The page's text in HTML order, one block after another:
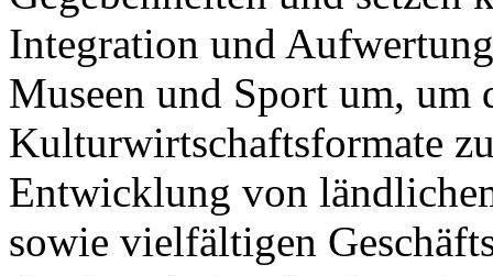
Integration und
Museen und Sport um,
Kulturwirtschaftsformate
Entwicklung von
sowie vielfältigen